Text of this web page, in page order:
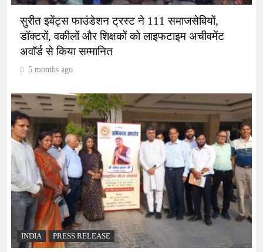
सुरीत इवेंट्स फाउंडेशन ट्रस्ट ने 111 समाजसेवियों,
डॉक्टरों, वकीलों और शिक्षकों को लाइफटाइम अचीवमेंट
अवॉर्ड से किया सम्मानित
5 months ago
INDIA PRESS RELEASE